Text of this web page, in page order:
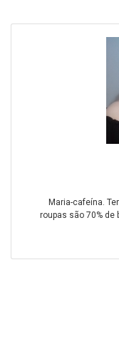
Maria-cafeína.
roupas são 70% de